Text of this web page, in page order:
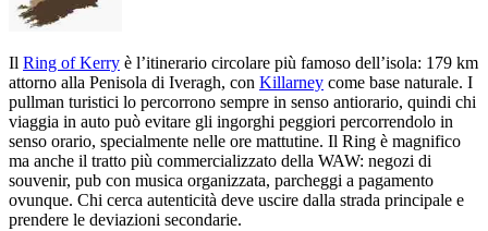
Il Ring of Kerry è l’itinerario circolare più famoso dell’isola: 179 km
attorno alla Penisola di Iveragh, con Killarney come base naturale. I
pullman turistici lo percorrono sempre in senso antiorario, quindi chi
viaggia in auto può evitare gli ingorghi peggiori percorrendolo in
senso orario, specialmente nelle ore mattutine. Il Ring è magnifico
ma anche il tratto più commercializzato della WAW: negozi di
souvenir, pub con musica organizzata, parcheggi a pagamento
ovunque. Chi cerca autenticità deve uscire dalla strada principale e
prendere le deviazioni secondarie.